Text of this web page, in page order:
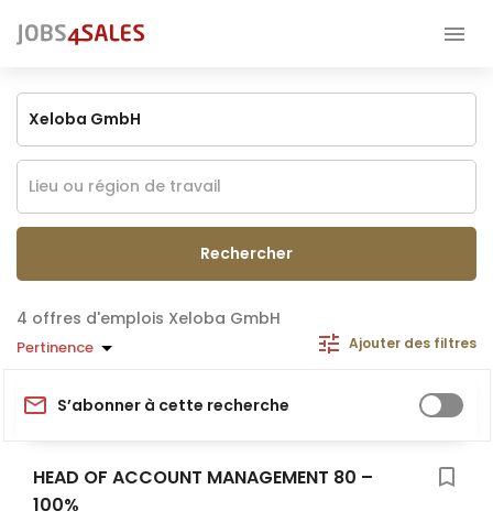
Rechercher
offres d'emplois Xeloba GmbH
Pertinence Ajouter des filtres
S’abonner à cette recherche
HEAD OF ACCOUNT MANAGEMENT 80 –
100%